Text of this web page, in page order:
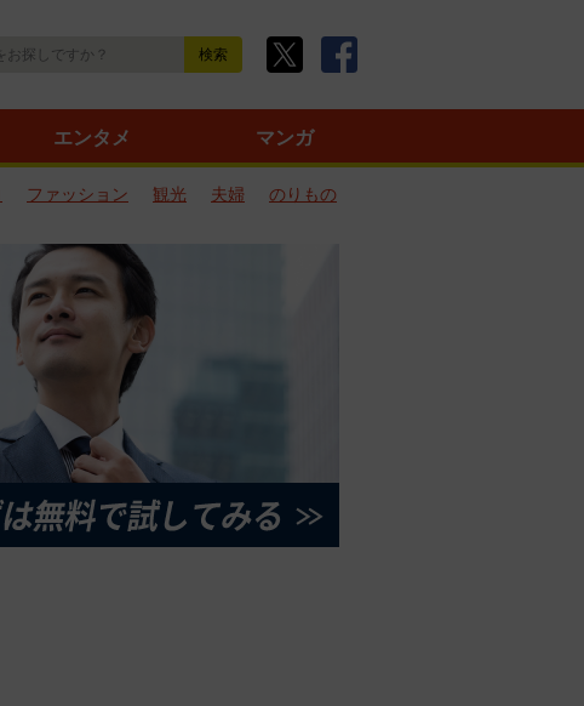
エンタメ マンガ
ファッション 観光 夫婦
のりもの